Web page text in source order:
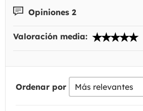
Opiniones 2
Valoración media:
Ordenar por